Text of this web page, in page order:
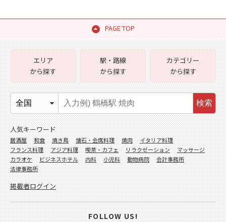
PAGE TOP
エリア
から探す
駅・路線
から探す
カテゴリー
から探す
検索
人気キーワード
居酒屋 和食 焼き鳥 懐石・会席料理 焼肉
イタリア料理
フランス料理
アジア料理 喫茶・カフェ リラクゼーション
マッサージ
カラオケ
ビジネスホテル 内科 小児科 動物病院
会計事務所
法律事務所
掲載者ログイン
FOLLOW US!